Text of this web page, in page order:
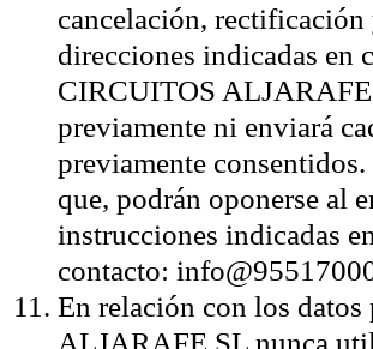
cancelación,
direcciones indicadas en
CIRCUITOS
previamente ni enviará
previamente
que, podrán oponerse al
instrucciones indicadas
contacto:
En relación con los datos